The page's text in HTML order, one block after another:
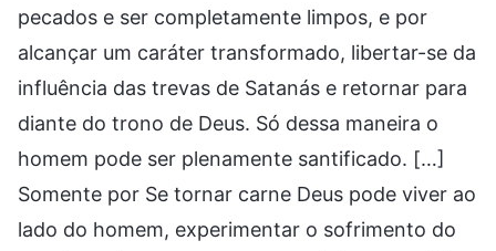
pecados e ser completamente limpos, e por
alcançar um caráter transformado, libertar-se da
influência das trevas de Satanás e retornar para
diante do trono de Deus. Só dessa maneira o
homem pode ser plenamente santificado. […]
Somente por Se tornar carne Deus pode viver ao
lado do homem, experimentar o sofrimento do